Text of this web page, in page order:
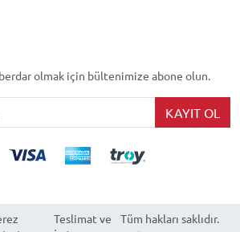
olmak için bültenimize abone olun.
KAYIT OL
Teslimat ve
Tüm hakları saklıdır.